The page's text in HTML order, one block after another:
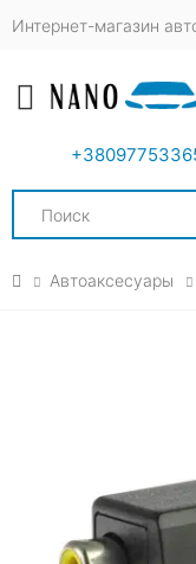
Интернет-магазин
Toggle
Search
Автоаксесуары